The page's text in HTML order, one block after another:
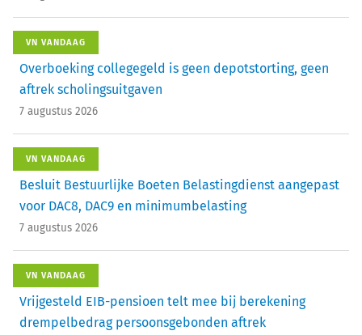
VN VANDAAG
Overboeking collegegeld is geen depotstorting, geen
aftrek scholingsuitgaven
7 augustus 2026
VN VANDAAG
Besluit Bestuurlijke Boeten Belastingdienst aangepast
voor DAC8, DAC9 en minimumbelasting
7 augustus 2026
VN VANDAAG
Vrijgesteld EIB-pensioen telt mee bij berekening
drempelbedrag persoonsgebonden aftrek